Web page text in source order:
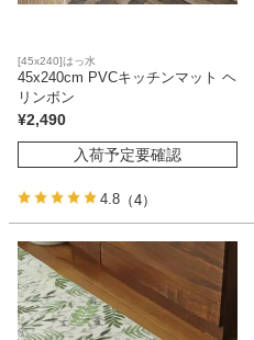
[45x240]はっ水
45x240cm PVCキッチンマット ヘ
リンボン
¥2,490
入荷予定要確認
4.8 （4）